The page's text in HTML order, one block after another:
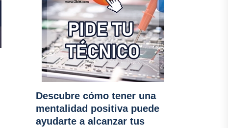
Descubre cómo tener una
mentalidad positiva puede
ayudarte a alcanzar tus